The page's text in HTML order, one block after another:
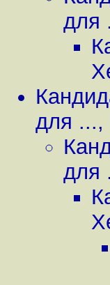
для
для ...,
для